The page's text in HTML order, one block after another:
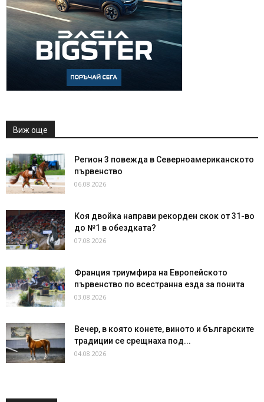
Виж още
Регион 3 повежда в Северноамериканското
първенство
06.08.2026
Коя двойка направи рекорден скок от 31-во
до №1 в обездката?
07.08.2026
Франция триумфира на Европейското
първенство по всестранна езда за понита
03.08.2026
Вечер, в която конете, виното и българските
традиции се срещнаха под...
04.08.2026